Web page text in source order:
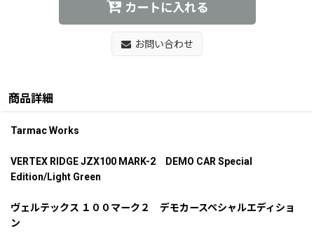
カートに入れる
お問い合わせ
商品詳細
Tarmac Works
VERTEX RIDGE JZX100 MARK-2 DEMO CAR Special
Edition/Light Green
ヴェルテックス １００マーク２ デモカースペシャルエディショ
ン